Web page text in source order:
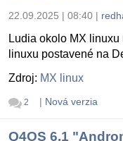
22.09.2025 | 08:40 |
Ludia okolo MX
linuxu postavené na
Zdroj: MX linux
2 | Nová verzia
Q4OS 6.1